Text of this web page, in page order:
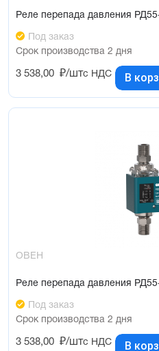
Реле перепада давления
Под заказ
Срок производства 2 дня
3 538,00 ₽/штс НДС В
ОВЕН
Реле перепада давления
Под заказ
Срок производства 2 дня
3 538,00 ₽/штс НДС В